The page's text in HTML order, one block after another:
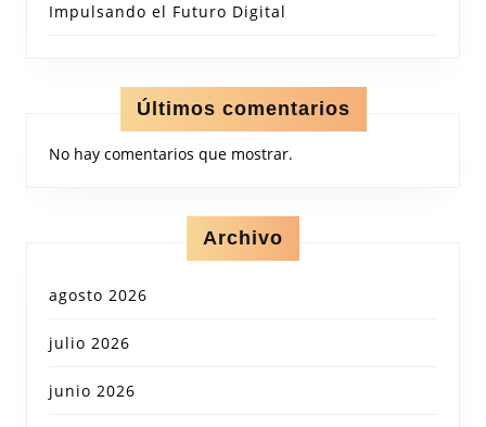
Impulsando el Futuro Digital
Últimos comentarios
No hay comentarios que mostrar.
Archivo
agosto 2026
julio 2026
junio 2026